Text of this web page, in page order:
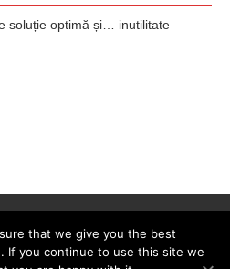
soluție optimă și… inutilitate
that we give you the best
If you continue to use this site we